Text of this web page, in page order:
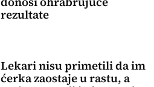
rezultate
Lekari nisu primetili da im
ćerka zaostaje u rastu, a